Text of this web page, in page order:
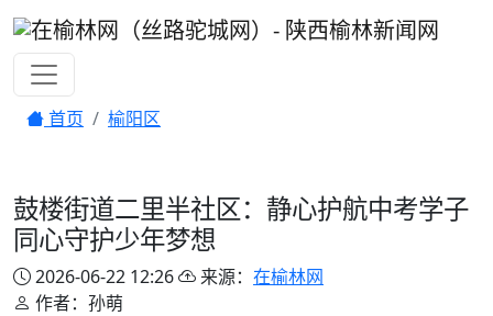
首页 榆阳区
鼓楼街道二里半社区：静心护航中考学子
同心守护少年梦想
2026-06-22 12:26 来源： 在榆林网
作者：孙萌